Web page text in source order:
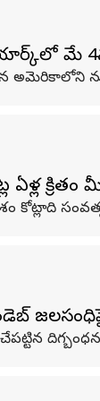
మే
ఏళ్ల
కోట్లాది